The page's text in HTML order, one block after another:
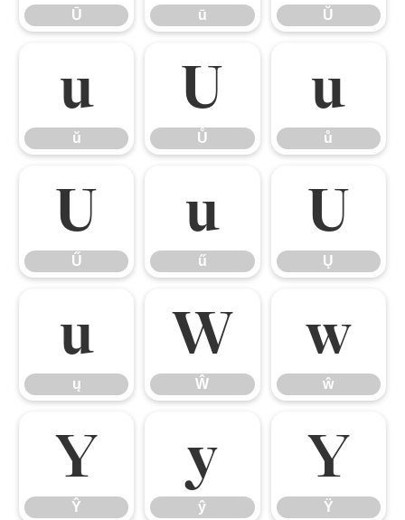
Ū ū Ŭ
ŭ
ŭ
Ů
Ů
ů
ů
Ű
Ű
ű
ű
Ų
Ų
ų
ų
Ŵ
Ŵ
ŵ
ŵ
Ŷ
Ŷ
ŷ
ŷ
Ÿ
Ÿ